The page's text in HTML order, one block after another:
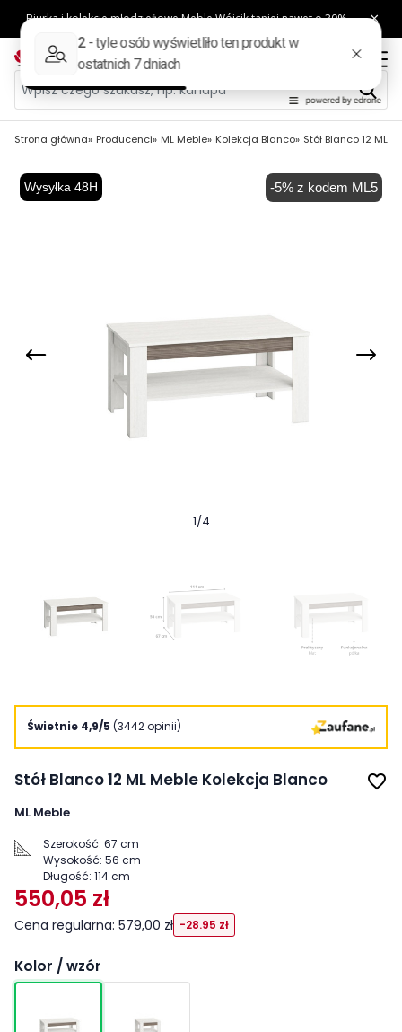
Strona główna Producenci ML Meble Kolekcja Blanco Stół Blanco 12 ML
-5% z kodem ML5
Wysyłka 48H
1/4
Świetnie 4,9/5 (3442 opinii)
Stół Blanco 12 ML Meble Kolekcja Blanco favorite_border
ML Meble
Szerokość: 67 cm
Wysokość: 56 cm
Długość: 114 cm
550,05 zł
Cena regularna: 579,00 zł -28.95 zł
Kolor / wzór